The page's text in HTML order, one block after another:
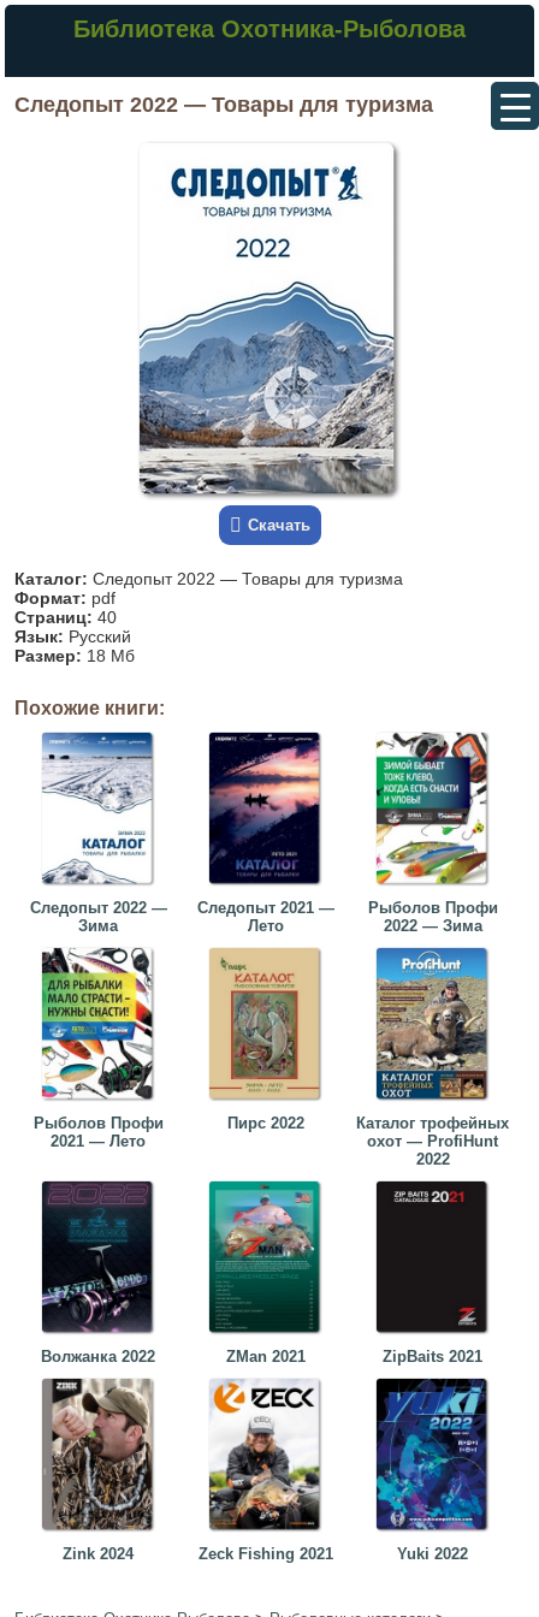
Библиотека Охотника-Рыболова
Следопыт 2022 — Товары для туризма
Скачать
Каталог: Следопыт 2022 — Товары для туризма
Формат: pdf
Страниц: 40
Язык: Русский
Размер: 18 Мб
Похожие книги:
Следопыт 2022 —
Зима
Следопыт 2021 —
Лето
Рыболов Профи
2022 — Зима
Рыболов Профи
2021 — Лето
Пирс 2022
Каталог трофейных
охот — ProfiHunt
2022
Волжанка 2022 ZMan 2021 ZipBaits 2021
Zink 2024 Zeck Fishing 2021 Yuki 2022